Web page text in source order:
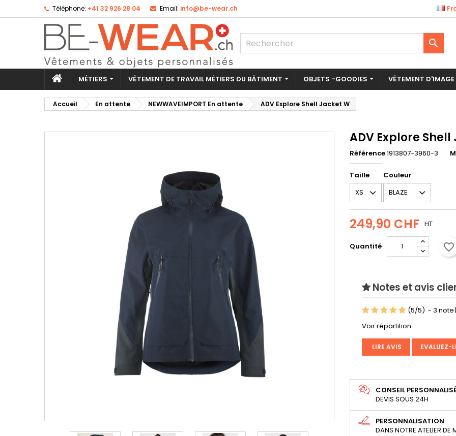
Ajouter à ma liste d'envies
Créer une nouvelle liste
Créer une liste d'envies
Nom de la liste d'envies
Annuler
Connexion
Vous devez être connecté pour ajouter des produits à votre liste
d'envies.
Téléphone: +41 32 926 28 04 Email: info@be-wear.ch

MÉTIERS VÊTEMENT DE TRAVAIL MÉTIERS DU BÂTIMENT OBJETS -GOODIES VÊTEMENT D'IMAGE
Accueil En attente NEWWAVEIMPORT En attente ADV Explore Shell Jacket W
ADV Explore
Référence1913807-3960-3
Taille Couleur
249,90 CHF HT
Quantité favorite_border
Notes et avis
(5/5) - 3
Voir répartition
LIRE AVIS EVALUEZ-
CONSEIL
DEVIS SOUS 24H
PERSONNALISATION
DANS NOTRE ATELIER DE